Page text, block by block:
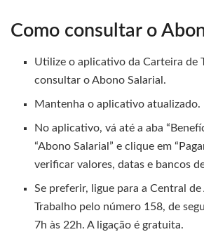
Como consultar o
Utilize o aplicativo da Carteira de
consultar o Abono Salarial.
Mantenha o aplicativo atualizado.
No aplicativo, vá até a aba
“Abono Salarial” e clique em
verificar valores, datas e bancos
Se preferir, ligue para a Central
Trabalho pelo número 158, de
7h às 22h. A ligação é gratuita.